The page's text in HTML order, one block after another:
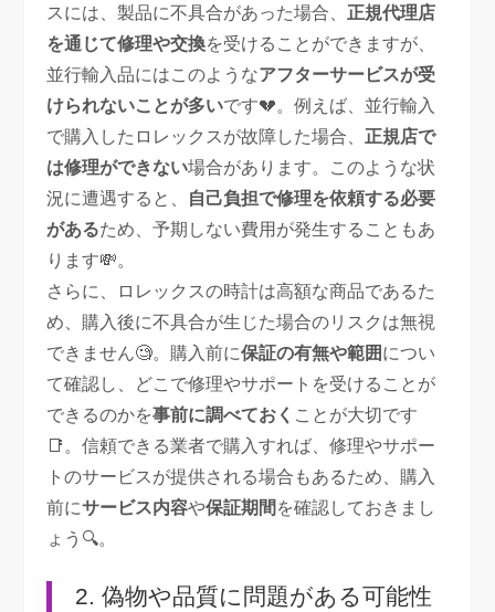
スには、製品に不具合があった場合、 正規代理店
を通じて修理や交換を受けることができますが、
並行輸入品にはこのようなアフターサービスが受
けられないことが多いです💔。例えば、並行輸入
で購入したロレックスが故障した場合、 正規店で
は修理ができない場合があります。このような状
況に遭遇すると、 自己負担で修理を依頼する必要
があるため、予期しない費用が発生することもあ
ります💸。
さらに、ロレックスの時計は高額な商品であるた
め、購入後に不具合が生じた場合のリスクは無視
できません🧐。購入前に保証の有無や範囲につい
て確認し、どこで修理やサポートを受けることが
できるのかを事前に調べておく ことが大切です
📑。信頼できる業者で購入すれば、修理やサポー
トのサービスが提供される場合もあるため、購入
前にサービス内容や保証期間 を確認しておきまし
ょう🔍。
2. 偽物や品質に問題がある可能性